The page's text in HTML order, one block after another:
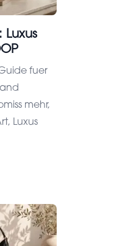
fuer
mehr,
Luxus